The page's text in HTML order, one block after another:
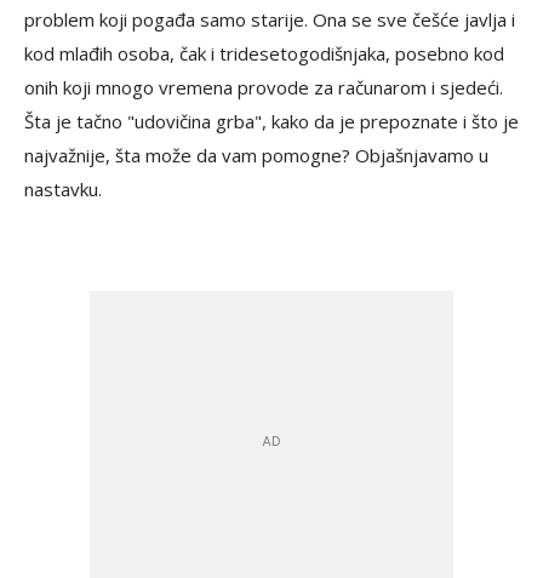
problem koji pogađa samo starije. Ona se sve češće javlja i
kod mlađih osoba, čak i tridesetogodišnjaka, posebno kod
onih koji mnogo vremena provode za računarom i sjedeći.
Šta je tačno "udovičina grba", kako da je prepoznate i što je
najvažnije, šta može da vam pomogne? Objašnjavamo u
nastavku.